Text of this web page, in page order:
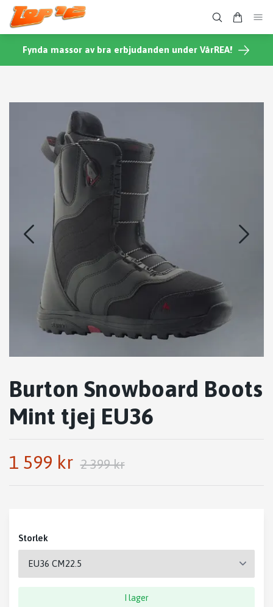
Fynda massor av bra erbjudanden under VårREA!
Burton Snowboard Boots
Mint tjej EU36
1 599 kr 2 399 kr
Storlek
I lager